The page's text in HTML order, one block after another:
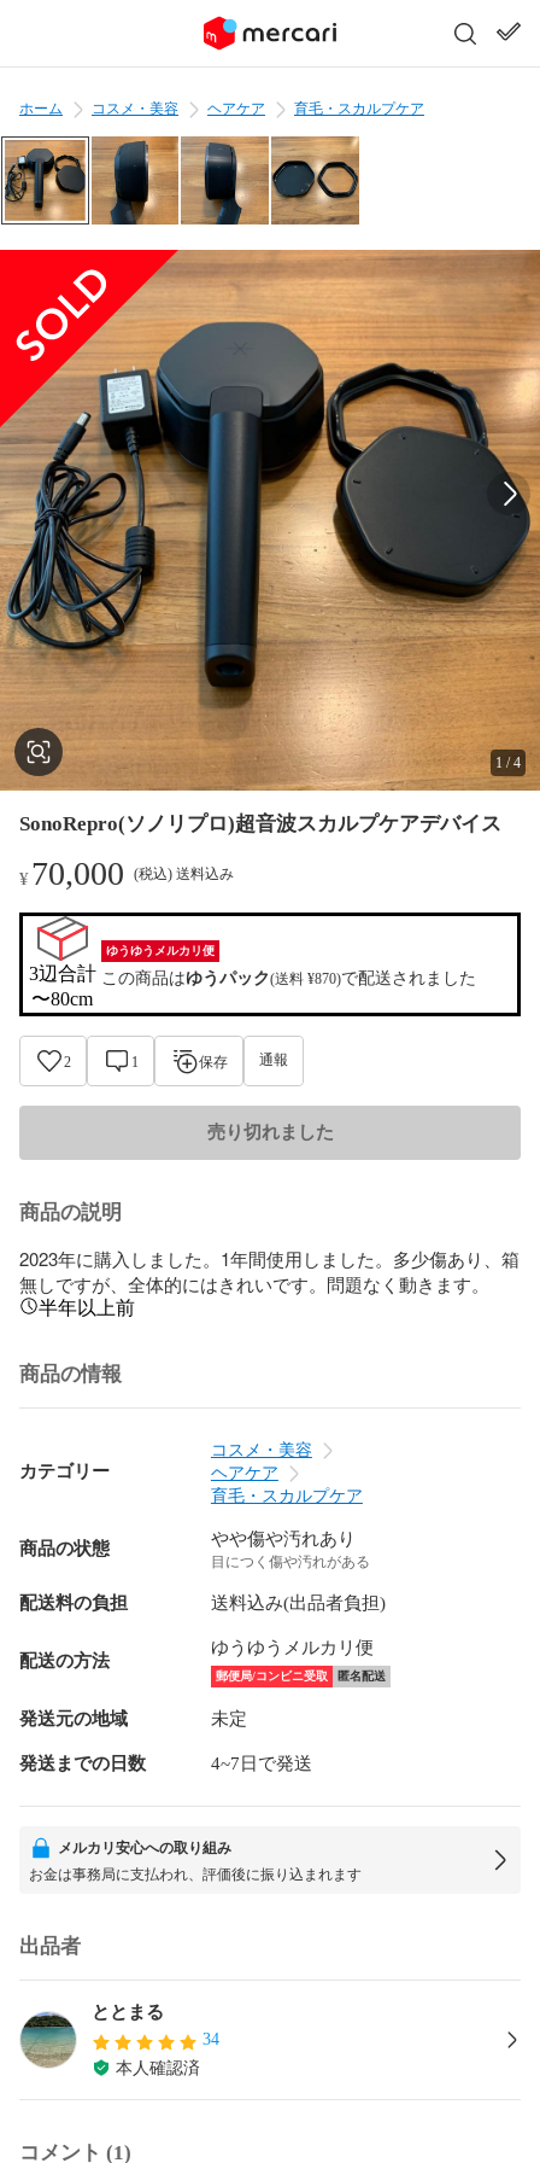
ホーム コスメ・美容 ヘアケア 育毛・スカルプケア
1 /4
SonoRepro(ソノリプロ)超音波スカルプケアデバイス
¥70,000 (税込) 送料込み
3辺合計
〜80cm
ゆうゆうメルカリ便
この商品はゆうパック(送料 ¥870)で配送されました
2 1 保存 通報
売り切れました
商品の説明
2023年に購入しました。1年間使用しました。多少傷あり、箱
無しですが、全体的にはきれいです。問題なく動きます。
半年以上前
商品の情報
カテゴリー
コスメ・美容
ヘアケア
育毛・スカルプケア
商品の状態 やや傷や汚れあり
目につく傷や汚れがある
配送料の負担 送料込み(出品者負担)
配送の方法
ゆうゆうメルカリ便
郵便局/コンビニ受取 匿名配送
発送元の地域 未定
発送までの日数 4~7日で発送
メルカリ安心への取り組み
お金は事務局に支払われ、評価後に振り込まれます
出品者
ととまる
34
本人確認済
コメント (1)